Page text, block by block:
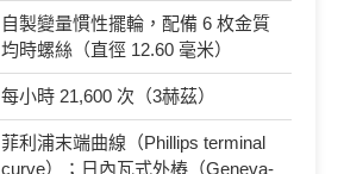
自製變量慣性擺輪，配備 6 枚金質
均時螺絲（直徑 12.60 毫米）
每小時 21,600 次（3赫茲）
菲利浦末端曲線（Phillips terminal
curve）；日內瓦式外樁（Geneva-